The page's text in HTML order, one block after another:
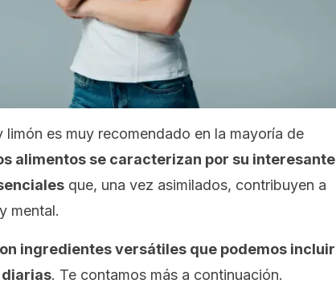
limón es muy recomendado en la mayoría de
alimentos se caracterizan por su interesante
que, una vez asimilados, contribuyen a
mental.
ingredientes versátiles que podemos incluir
diarias. Te contamos más a continuación.